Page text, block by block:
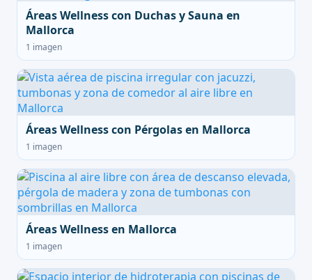
Áreas Wellness con Duchas y Sauna en
Mallorca
1 imagen
Áreas Wellness con Pérgolas en Mallorca
1 imagen
Áreas Wellness en Mallorca
1 imagen